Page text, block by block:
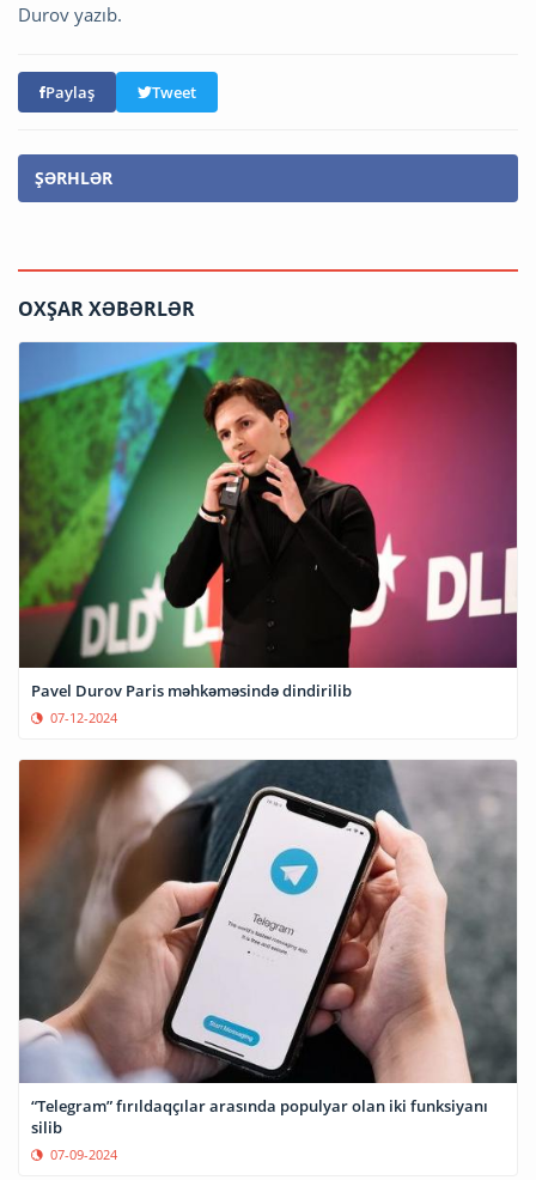
Durov yazıb.
Paylaş Tweet
ŞƏRHLƏR
OXŞAR XƏBƏRLƏR
Pavel Durov Paris məhkəməsində dindirilib
07-12-2024
“Telegram” fırıldaqçılar arasında populyar olan iki funksiyanı
silib
07-09-2024